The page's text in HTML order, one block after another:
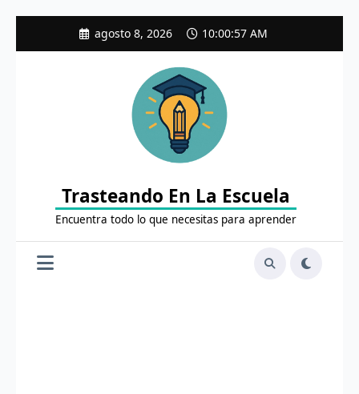
agosto 8, 2026 10:00:58 AM
Trasteando En La Escuela
Encuentra todo lo que necesitas para aprender